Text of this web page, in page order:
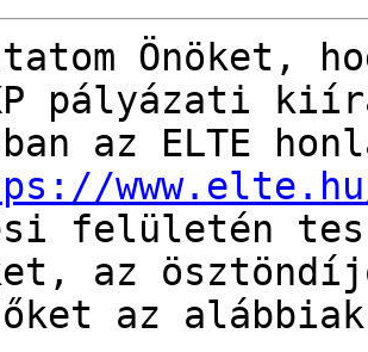
Önöket,
pályázati
az ELTE
felületén
az
az